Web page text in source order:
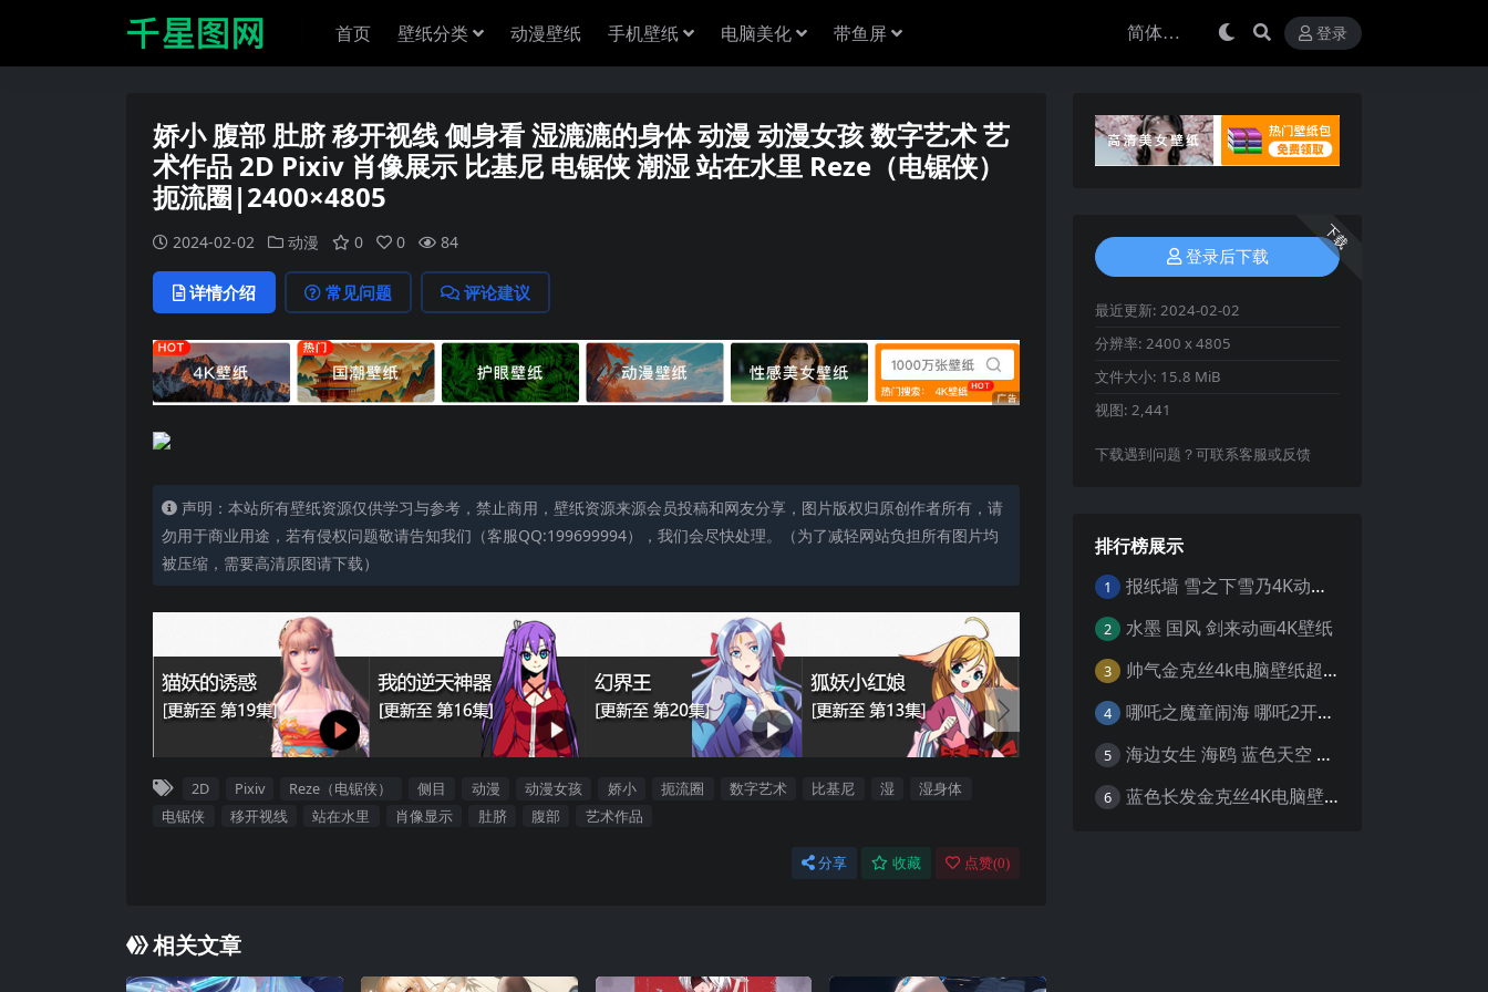
首页 壁纸分类 动漫壁纸 手机壁纸 电脑美化 带鱼屏 登录
娇小 腹部 肚脐 移开视线 侧身看 湿漉漉的身体 动漫 动漫女孩 数字艺术 艺
术作品 2D Pixiv 肖像展示 比基尼 电锯侠 潮湿 站在水里 Reze（电锯侠）
扼流圈|2400×4805
2024-02-02 动漫 0 0 84
详情介绍 常见问题 评论建议
声明：本站所有壁纸资源仅供学习与参考，禁止商用，壁纸资源来源会员投稿和网友分享，图片版权归原创作者所有，请
勿用于商业用途，若有侵权问题敬请告知我们（客服QQ:199699994），我们会尽快处理。（为了减轻网站负担所有图片均
被压缩，需要高清原图请下载）
2D Pixiv Reze（电锯侠） 侧目 动漫 动漫女孩 娇小 扼流圈 数字艺术 比基尼 湿
湿身体
电锯侠
移开视线 站在水里 肖像显示 肚脐 腹部 艺术作品
分享 收藏 点赞(0)
相关文章
下载
登录后下载
最近更新: 2024-02-02
分辨率: 2400 x 4805
文件大小: 15.8 MiB
视图: 2,441
下载遇到问题？可联系客服或反馈
排行榜展示
1 报纸墙 雪之下雪乃4K动漫壁纸
2 水墨 国风 剑来动画4K壁纸
3 帅气金克丝4k电脑壁纸超清
4 哪吒之魔童闹海 哪吒2开场4K壁纸
5 海边女生 海鸥 蓝色天空 4K壁纸
6 蓝色长发金克丝4K电脑壁纸